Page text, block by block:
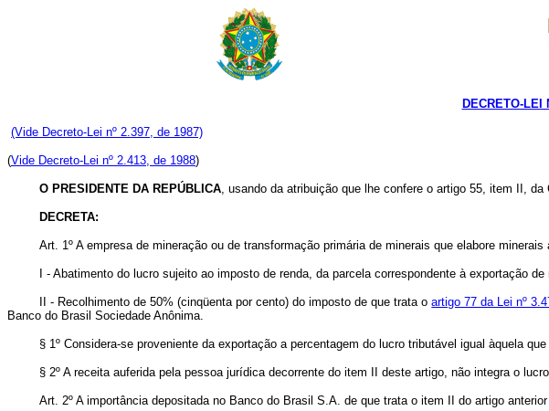
DECRETO-LEI
(Vide Decreto-Lei nº 2.397, de 1987)
(Vide Decreto-Lei nº 2.413, de 1988)
O PRESIDENTE DA REPÚBLICA, usando da atribuição que lhe confere o artigo 55, item II, da
DECRETA:
Art. 1º A empresa de mineração ou de transformação primária de minerais que elabore
I - Abatimento do lucro sujeito ao imposto de renda, da parcela correspondente à exportação
II - Recolhimento de 50% (cinqüenta por cento) do imposto de que trata oartigo 77 da Lei nº
Banco do Brasil Sociedade Anônima.
§ 1º Considera-se proveniente da exportação a percentagem do lucro tributável igual àquela
§ 2º A receita auferida pela pessoa jurídica decorrente do item II deste artigo, não integra o
Art. 2º A importância depositada no Banco do Brasil S.A. de que trata o item II do artigo